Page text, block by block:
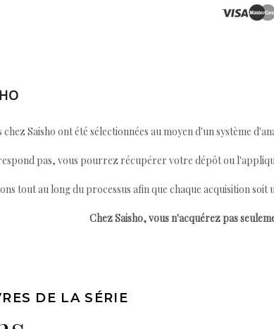
Saisho ont été sélectionnées au moyen d'un système
pas, vous pourrez récupérer votre dépôt ou
tout au long du processus afin que chaque acquisition soit
Chez Saisho, vous n'acquérez pas
DE LA SÉRIE